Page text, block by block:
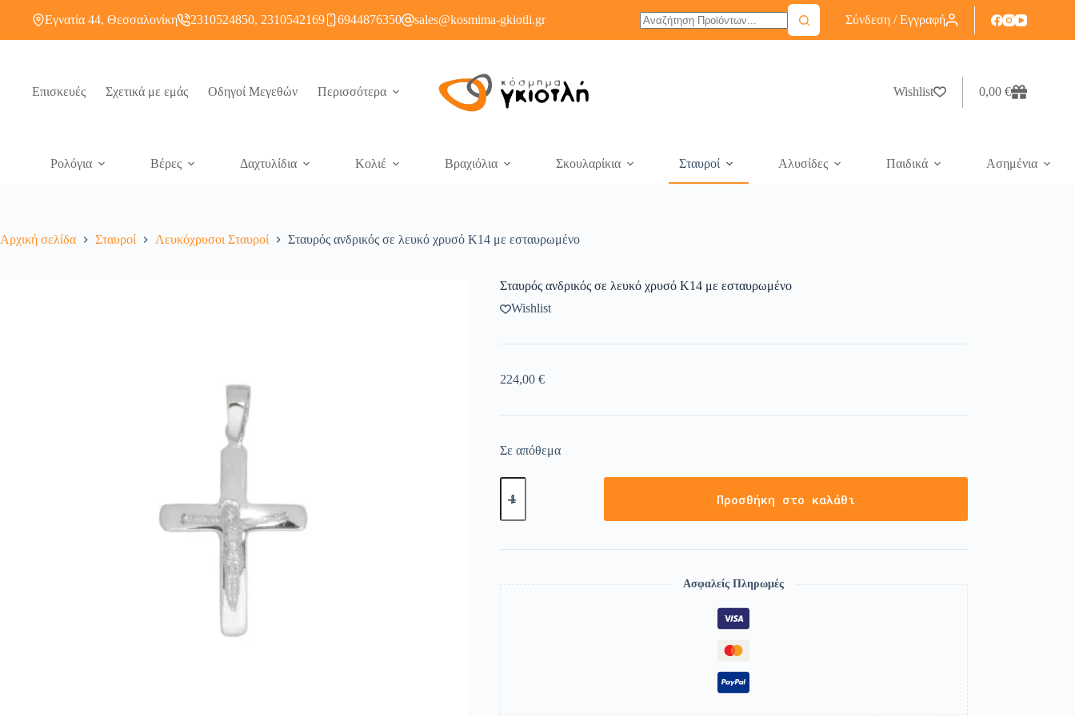
Εγνατία 44, Θεσσαλονίκη 2310524850, 2310542169 6944876350 sales@kosmima-gkiotli.gr Σύνδεση / Εγγραφή
Επισκευές Σχετικά με εμάς Οδηγοί Μεγεθών Περισσότερα Wishlist 0,00 €
Ρολόγια Βέρες Δαχτυλίδια Κολιέ Βραχιόλια Σκουλαρίκια Σταυροί Αλυσίδες Παιδικά Ασημένια
Αρχική σελίδα Σταυροί Λευκόχρυσοι Σταυροί Σταυρός ανδρικός σε λευκό χρυσό Κ14 με εσταυρωμένο
Σταυρός ανδρικός σε λευκό χρυσό Κ14 με εσταυρωμένο
Wishlist
224,00 €
Σε απόθεμα
Προσθήκη στο καλάθι
Ασφαλείς Πληρωμές